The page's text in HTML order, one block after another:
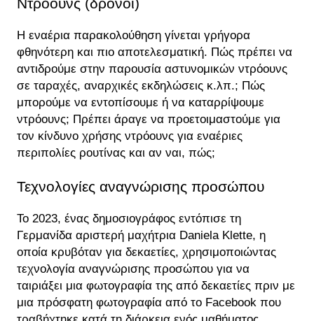
Η εναέρια παρακολούθηση γίνεται γρήγορα
φθηνότερη και πιο αποτελεσματική. Πώς πρέπει να
αντιδρούμε στην παρουσία αστυνομικών ντρόουνς
σε ταραχές, αναρχικές εκδηλώσεις κ.λπ.; Πώς
μπορούμε να εντοπίσουμε ή να καταρρίψουμε
ντρόουνς; Πρέπει άραγε να προετοιμαστούμε για
τον κίνδυνο χρήσης ντρόουνς για εναέριες
περιπολίες ρουτίνας και αν ναι, πώς;
Τεχνολογίες αναγνώρισης προσώπου
Το 2023, ένας δημοσιογράφος εντόπισε τη
Γερμανίδα αριστερή μαχήτρια Daniela Klette, η
οποία κρυβόταν για δεκαετίες, χρησιμοποιώντας
τεχνολογία αναγνώρισης προσώπου για να
ταιριάξει μια φωτογραφία της από δεκαετίες πριν με
μια πρόσφατη φωτογραφία από το Facebook που